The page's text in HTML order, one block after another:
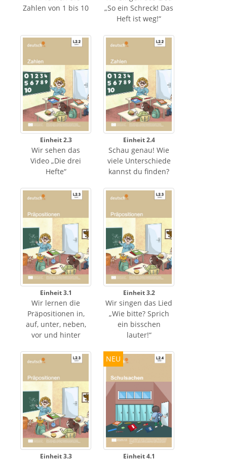
Zahlen von 1 bis 10
„So ein Schreck! Das
Heft ist weg!“
Einheit 2.3
Wir sehen das
Video „Die drei
Hefte“
Einheit 2.4
Schau genau! Wie
viele Unterschiede
kannst du finden?
Einheit 3.1
Wir lernen die
Präpositionen in,
auf, unter, neben,
vor und hinter
Einheit 3.2
Wir singen das Lied
„Wie bitte? Sprich
ein bisschen
lauter!“
Einheit 3.3
NEU
Einheit 4.1